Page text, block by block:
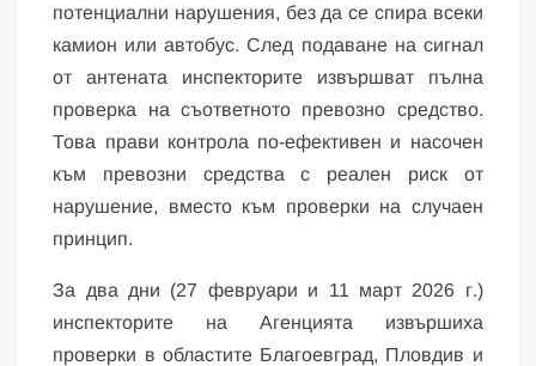
потенциални нарушения, без да се спира всеки
камион или автобус. След подаване на сигнал
от антената инспекторите извършват пълна
проверка на съответното превозно средство.
Това прави контрола по-ефективен и насочен
към превозни средства с реален риск от
нарушение, вместо към проверки на случаен
принцип.
За два дни (27 февруари и 11 март 2026 г.)
инспекторите на Агенцията извършиха
проверки в областите Благоевград, Пловдив и